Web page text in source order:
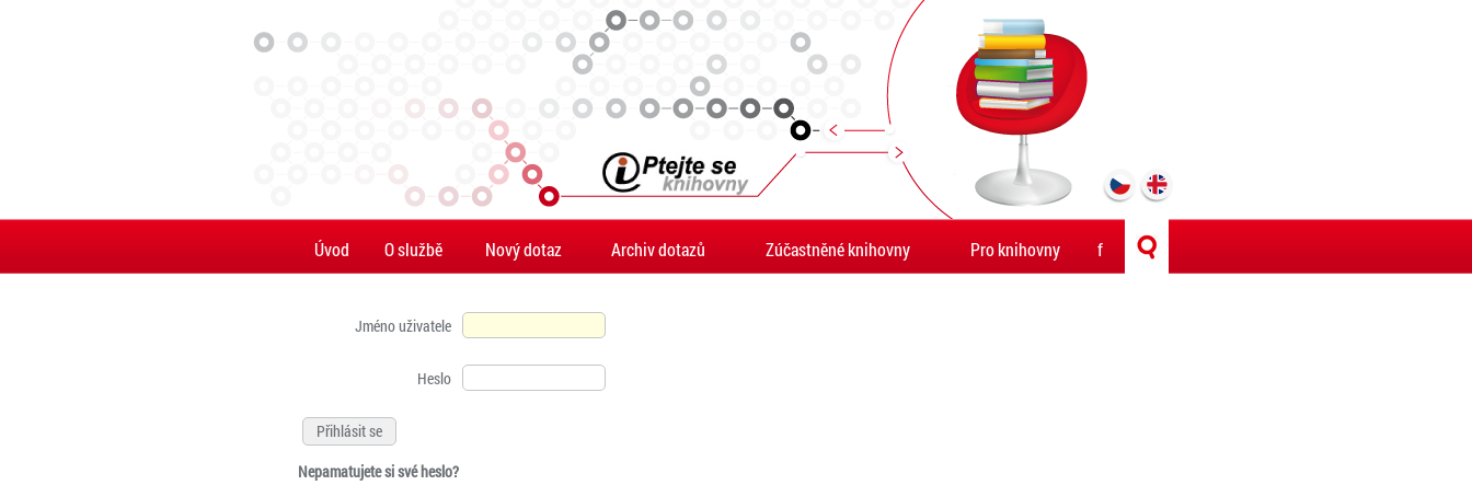
Úvod O službě Nový dotaz Archiv dotazů Zúčastněné knihovny Pro knihovny f
Jméno uživatele
Heslo
Nepamatujete si své heslo?